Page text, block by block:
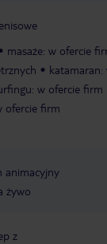
masaże: w ofercie
katamaran:
w ofercie firm
ofercie firm
animacyjny
żywo
z